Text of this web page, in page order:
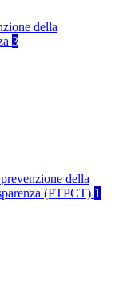
della
3
della
(PTPCT) 1